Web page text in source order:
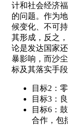
计和社会经济
的问题。作为
候变化、不可
其形成，反之
论是发达国家
暴影响，而沙
标及其落实手
目标2：
目标3：
目标6：
合作，包